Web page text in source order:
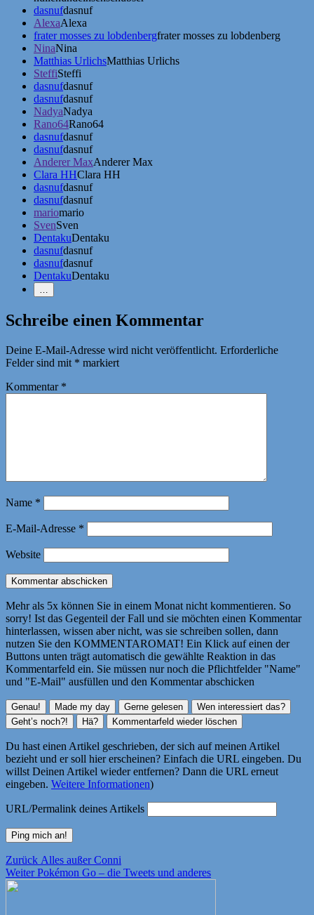
dasnufdasnuf
AlexaAlexa
frater mosses zu lobdenbergfrater mosses zu lobdenberg
NinaNina
Matthias UrlichsMatthias Urlichs
SteffiSteffi
dasnufdasnuf
dasnufdasnuf
NadyaNadya
Rano64Rano64
dasnufdasnuf
dasnufdasnuf
Anderer MaxAnderer Max
Clara HHClara HH
dasnufdasnuf
dasnufdasnuf
mariomario
SvenSven
DentakuDentaku
dasnufdasnuf
dasnufdasnuf
DentakuDentaku
…
Erwähnungen
Schreibe einen Kommentar
Deine E-Mail-Adresse wird nicht veröffentlicht. Erforderliche
Felder sind mit * markiert
Kommentar *
Name *
E-Mail-Adresse *
Website
Mehr als 5x können Sie in einem Monat nicht kommentieren. So
sorry! Ist das Gegenteil der Fall und sie möchten einen Kommentar
hinterlassen, wissen aber nicht, was sie schreiben sollen, dann
nutzen Sie den KOMMENTAROMAT! Ein Klick auf einen der
Buttons unten trägt automatisch die gewählte Reaktion in das
Kommentarfeld ein. Sie müssen nur noch die Pflichtfelder "Name"
und "E-Mail" ausfüllen und den Kommentar abschicken
Du hast einen Artikel geschrieben, der sich auf meinen Artikel
bezieht und er soll hier erscheinen? Einfach die URL eingeben. Du
willst Deinen Artikel wieder entfernen? Dann die URL erneut
eingeben. Weitere Informationen)
URL/Permalink deines Artikels
Beitragsnavigation
Zurück Vorheriger
Beitrag:
Alles außer Conni
Weiter Nächster
Pokémon Go – die Tweets und anderes